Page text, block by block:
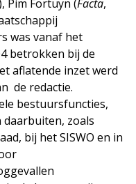
Pim Fortuyn (Facta,
was vanaf het
betrokken bij de
aflatende inzet werd
de redactie.
bestuursfuncties,
zoals
bij het SISWO en in